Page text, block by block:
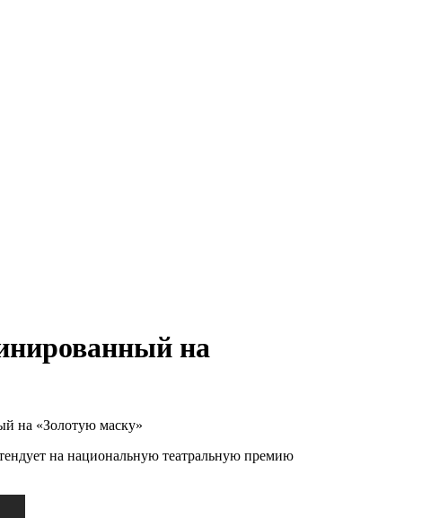
на
на «Золотую маску»
на национальную театральную премию